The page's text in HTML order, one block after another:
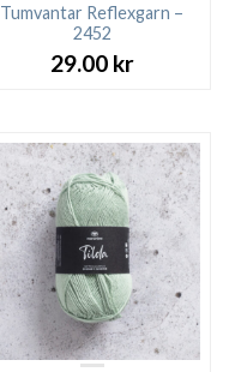
Tumvantar Reflexgarn –
2452
29.00 kr